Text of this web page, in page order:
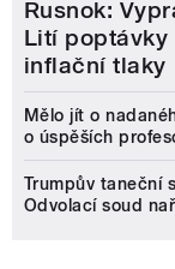
Rusnok:
Lití poptávky
inflační tlaky
Mělo jít o
o úspěších
Trumpův taneční
Odvolací soud